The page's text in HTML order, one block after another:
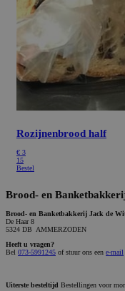
Rozijnenbrood half
€ 3
15
Bestel
Brood- en
Brood- en Banketbakkerij Jack de
De Haar 8
5324 DB AMMERZODEN
Heeft u vragen?
Bel 073-5991245 of stuur ons een e-mail
Uiterste besteltijd Bestellingen voor